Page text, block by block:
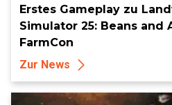
Erstes Gameplay zu
Simulator 25: Beans and
FarmCon
Zur News